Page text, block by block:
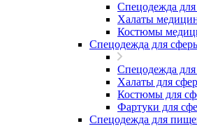
Спецодежда
Халаты
Костюмы
Спецодежда для
Спецодежда
Халаты для
Костюмы для
Фартуки для
Спецодежда для